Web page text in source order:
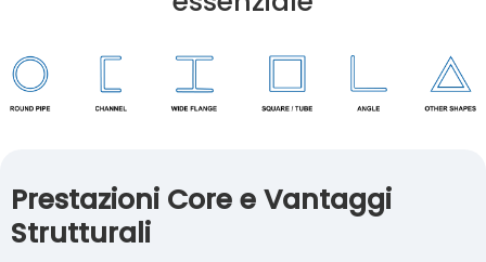
Prestazioni Core e Vantaggi
Strutturali